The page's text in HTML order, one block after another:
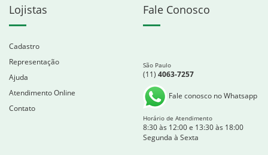
Lojistas
Cadastro
Representação
Ajuda
Atendimento Online
Contato
Fale Conosco
São Paulo
(11) 4063-7257
Fale conosco no Whatsapp
Horário de Atendimento
8:30 às 12:00 e 13:30 às 18:00
Segunda à Sexta